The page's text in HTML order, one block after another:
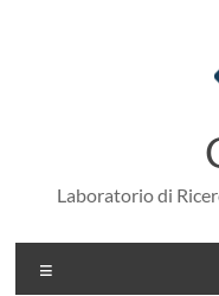
Laboratorio di